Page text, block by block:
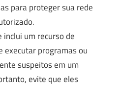
para proteger sua rede
inclui um recurso de
executar programas ou
suspeitos em um
evite que eles